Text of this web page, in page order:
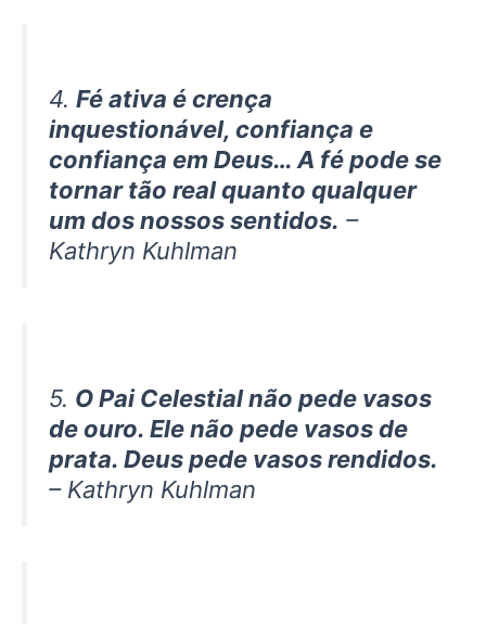
4. Fé ativa é crença
inquestionável, confiança e
confiança em Deus… A fé pode se
tornar tão real quanto qualquer
um dos nossos sentidos. –
Kathryn Kuhlman
5. O Pai Celestial não pede vasos
de ouro. Ele não pede vasos de
prata. Deus pede vasos rendidos.
– Kathryn Kuhlman